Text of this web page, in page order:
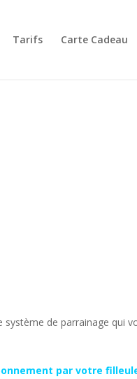
Tarifs Carte Cadeau
de parrainage qui
par votre